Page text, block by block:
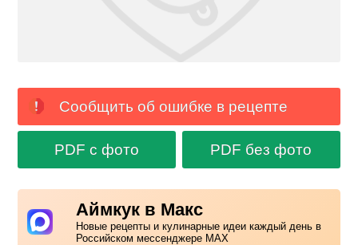
Сообщить об ошибке в рецепте
PDF с фото PDF без фото
Аймкук в Макс
Новые рецепты и кулинарные идеи каждый день в
Российском мессенджере MAX